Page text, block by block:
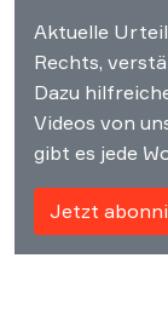
Aktuelle
Rechts,
Dazu
Videos von
gibt es jede
Jetzt